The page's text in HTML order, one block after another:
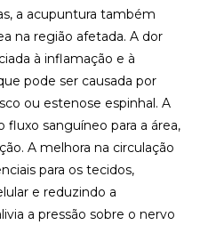
a acupuntura também
na região afetada. A dor
à inflamação e à
pode ser causada por
ou estenose espinhal. A
fluxo sanguíneo para a área,
A melhora na circulação
para os tecidos,
e reduzindo a
a pressão sobre o nervo
DISCO